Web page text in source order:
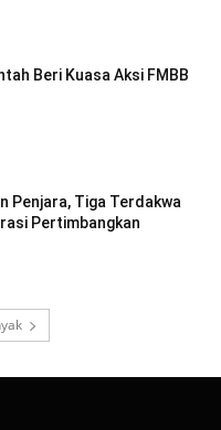
Beri Kuasa Aksi FMBB
Penjara, Tiga Terdakwa
Pertimbangkan